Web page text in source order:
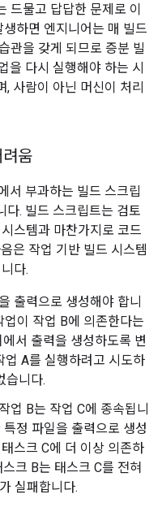
드물고 답답한 문제로 이
하면 엔지니어는 매 빌드
관을 갖게 되므로 증분 빌
을 다시 실행해야 하는 시
사람이 아닌 머신이 처리
움
서 부과하는 빌드 스크립
다. 빌드 스크립트는 검토
스템과 마찬가지로 코드
은 작업 기반 빌드 시스템
다.
출력으로 생성해야 합니
이 작업 B에 의존한다는
서 출력을 생성하도록 변
업 A를 실행하려고 시도하
습니다.
업 B는 작업 C에 종속됩니
정 파일을 출력으로 생성
스크 C에 더 이상 의존하
크 B는 태스크 C를 전혀
실패합니다.